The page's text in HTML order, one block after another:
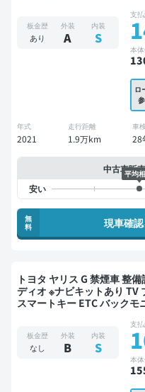
板金歴
あり
外装
A
内装
S
支
本
ロ
年式
2021
走行距離
1.9万km
車検
28
中古車販
平均
無
料
現車確
トヨタ ヤリス G 禁煙車 整備記録簿あり ディスプレイオー
ディオ ※ナビキットあり TV
スマートキー ETC バックモ
板金歴
なし
外装
B
内装
S
支
本